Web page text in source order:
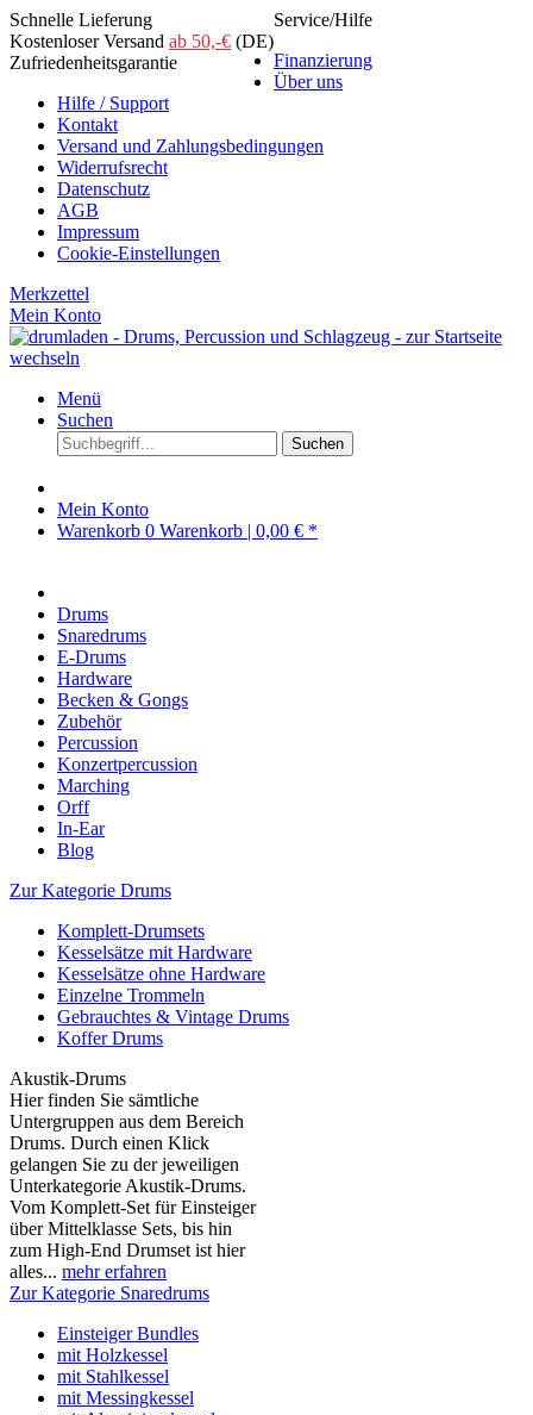
Schnelle Lieferung
Kostenloser Versand ab 50,-€ (DE)
Zufriedenheitsgarantie
Service/Hilfe
Finanzierung
Über uns
Hilfe / Support
Kontakt
Versand und Zahlungsbedingungen
Widerrufsrecht
Datenschutz
AGB
Impressum
Cookie-Einstellungen
Merkzettel
Mein Konto
Menü
Suchen
Suchen
Mein Konto
Warenkorb 0 Warenkorb | 0,00 € *
Drums
Snaredrums
E-Drums
Hardware
Becken & Gongs
Zubehör
Percussion
Konzertpercussion
Marching
Orff
In-Ear
Blog
Zur Kategorie Drums
Komplett-Drumsets
Kesselsätze mit Hardware
Kesselsätze ohne Hardware
Einzelne Trommeln
Gebrauchtes & Vintage Drums
Koffer Drums
Akustik-Drums
Hier finden Sie sämtliche
Untergruppen aus dem Bereich
Drums. Durch einen Klick
gelangen Sie zu der jeweiligen
Unterkategorie Akustik-Drums.
Vom Komplett-Set für Einsteiger
über Mittelklasse Sets, bis hin
zum High-End Drumset ist hier
alles... mehr erfahren
Zur Kategorie Snaredrums
Einsteiger Bundles
mit Holzkessel
mit Stahlkessel
mit Messingkessel